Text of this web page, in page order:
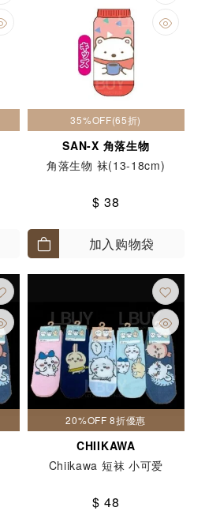
35%OFF(65折)
SAN-X 角落生物
角落生物 袜(13-18cm)
$ 38
加入购物袋
20%OFF 8折優惠
CHIIKAWA
Chiikawa 短袜 小可爱
$ 48